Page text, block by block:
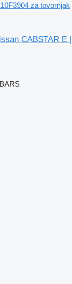
za tovornjak
CABSTAR E |